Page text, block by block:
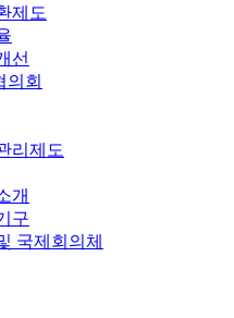
제도
선
의회
리제도
개
구
국제회의체